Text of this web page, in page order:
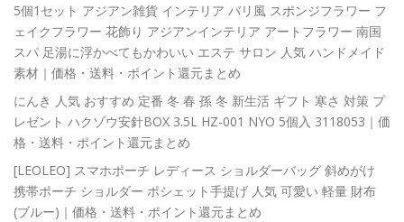
5個1セット アジアン雑貨 インテリア バリ風 スポンジフラワー フ
ェイクフラワー 花飾り アジアンインテリア アートフラワー 南国
スパ 足湯に浮かべてもかわいい エステ サロン 人気 ハンドメイド
素材｜価格・送料・ポイント還元まとめ
にんき 人気 おすすめ 定番 冬 春 孫 冬 新生活 ギフト 寒さ 対策 プ
レゼント ハクゾウ安針BOX 3.5L HZ-001 NYO 5個入 3118053｜価
格・送料・ポイント還元まとめ
[LEOLEO] スマホポーチ レディース ショルダーバッグ 斜めがけ
携帯ポーチ ショルダー ポシェット手提げ 人気 可愛い 軽量 財布
(ブルー)｜価格・送料・ポイント還元まとめ